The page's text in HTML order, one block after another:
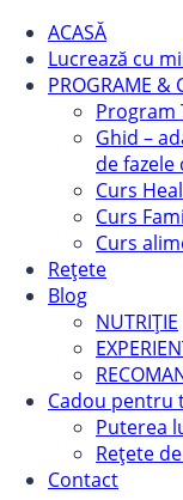
ACASĂ
Lucrează cu
PROGRAME &
Program
Ghid –
de
Curs
Curs
Curs
Rețete
Blog
NUTRIȚIE
Cadou pentru
Puterea
Rețete
Contact